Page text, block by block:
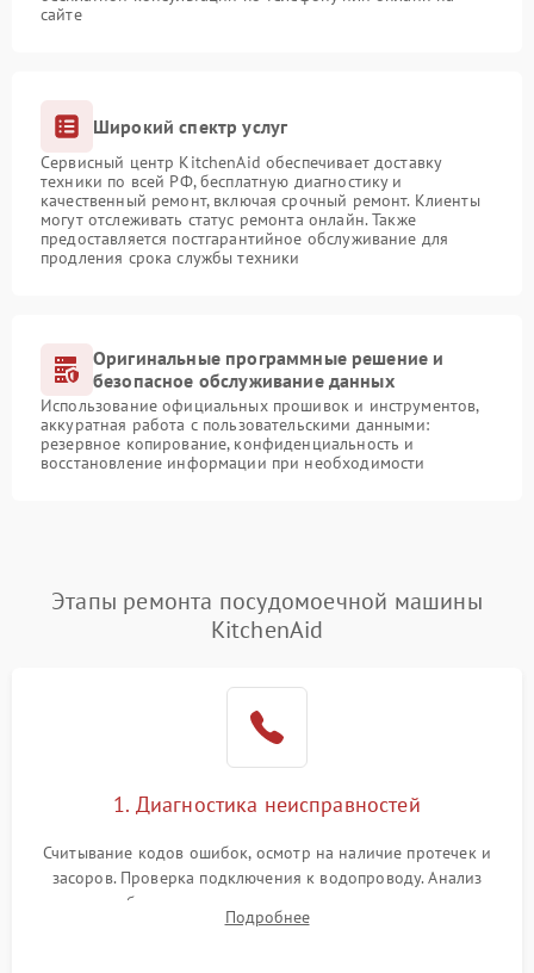
сайте
Широкий спектр услуг
Сервисный центр KitchenAid обеспечивает доставку
техники по всей РФ, бесплатную диагностику и
качественный ремонт, включая срочный ремонт. Клиенты
могут отслеживать статус ремонта онлайн. Также
предоставляется постгарантийное обслуживание для
продления срока службы техники
Оригинальные программные решение и
безопасное обслуживание данных
Использование официальных прошивок и инструментов,
аккуратная работа с пользовательскими данными:
резервное копирование, конфиденциальность и
восстановление информации при необходимости
Этапы ремонта посудомоечной машины
KitchenAid
1. Диагностика неисправностей
Считывание кодов ошибок, осмотр на наличие протечек и
засоров. Проверка подключения к водопроводу. Анализ
жалоб на отсутствие слива, нагрева, вращения
разбрызгивателей или срабатывание системы защиты
Подробнее